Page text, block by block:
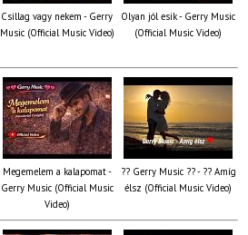
Csillag vagy nekem - Gerry
Music (Official Music Video)
Olyan jól esik - Gerry Music
(Official Music Video)
Megemelem a kalapomat -
Gerry Music (Official Music
Video)
?? Gerry Music ?? - ?? Amíg
élsz (Official Music Video)